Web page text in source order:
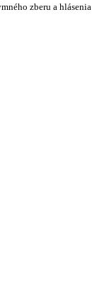
zberu a hlásenia